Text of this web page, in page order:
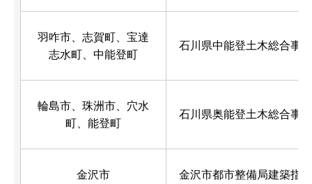
羽咋市、志賀町、宝達
志水町、中能登町
石川県中能登土木総合事
輪島市、珠洲市、穴水
町、能登町
石川県奥能登土木総合事
金沢市 金沢市都市整備局建築指